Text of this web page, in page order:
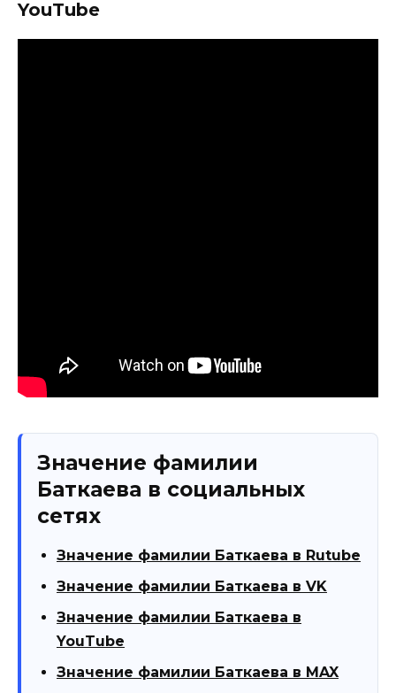
YouTube
Значение фамилии
Баткаева в социальных
сетях
Значение фамилии Баткаева в Rutube
Значение фамилии Баткаева в VK
Значение фамилии Баткаева в
YouTube
Значение фамилии Баткаева в MAX